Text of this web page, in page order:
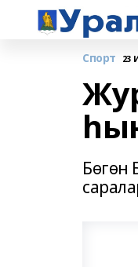
Спорт 23
Бөгөн